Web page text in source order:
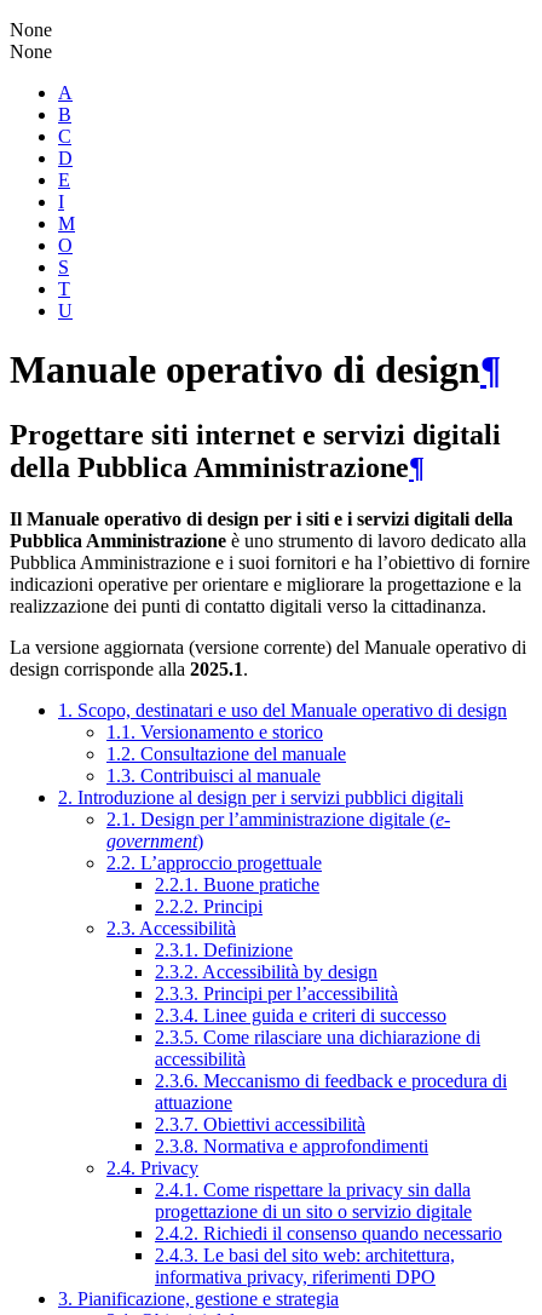
None
None
A
B
C
D
E
I
M
O
S
T
U
Manuale operativo di design¶
Progettare siti internet e servizi digitali
della Pubblica Amministrazione¶
Il Manuale operativo di design per i siti e i servizi digitali della
Pubblica Amministrazione è uno strumento di lavoro dedicato alla
Pubblica Amministrazione e i suoi fornitori e ha l’obiettivo di fornire
indicazioni operative per orientare e migliorare la progettazione e la
realizzazione dei punti di contatto digitali verso la cittadinanza.
La versione aggiornata (versione corrente) del Manuale operativo di
design corrisponde alla 2025.1.
1. Scopo, destinatari e uso del Manuale operativo di design
1.1. Versionamento e storico
1.2. Consultazione del manuale
1.3. Contribuisci al manuale
2. Introduzione al design per i servizi pubblici digitali
2.1. Design per l’amministrazione digitale (e-
government)
2.2. L’approccio progettuale
2.2.1. Buone pratiche
2.2.2. Principi
2.3. Accessibilità
2.3.1. Definizione
2.3.2. Accessibilità by design
2.3.3. Principi per l’accessibilità
2.3.4. Linee guida e criteri di successo
2.3.5. Come rilasciare una dichiarazione di
accessibilità
2.3.6. Meccanismo di feedback e procedura di
attuazione
2.3.7. Obiettivi accessibilità
2.3.8. Normativa e approfondimenti
2.4. Privacy
2.4.1. Come rispettare la privacy sin dalla
progettazione di un sito o servizio digitale
2.4.2. Richiedi il consenso quando necessario
2.4.3. Le basi del sito web: architettura,
informativa privacy, riferimenti DPO
3. Pianificazione, gestione e strategia